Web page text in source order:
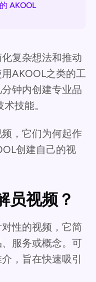
AKOOL
复杂想法和推动
AKOOL之类的工
钟内创建专业品
术技能。
，它们为何起作
创建自己的视
员视频？
性的视频，它简
服务或概念。可
，旨在快速吸引